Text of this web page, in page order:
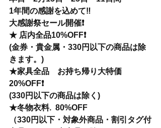
1年間の感謝を込めて‼️
大感謝祭セール開催❗️
★ 店内全品10%OFF❗️
(金券・貴金属・330円以下の商品は除
きます。)
★家具全品　お持ち帰り大特価
20%OFF❗️
(330円以下の商品は除く)
★冬物衣料.  80%OFF
（330円以下・対象外商品・割引タグ付